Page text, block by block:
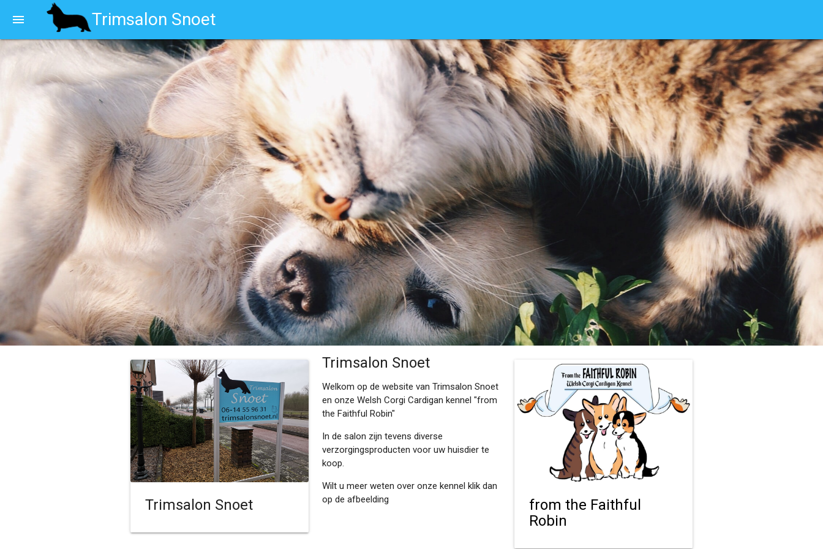
Trimsalon Snoet
menu
Trimsalon Snoet
Trimsalon Snoet
Welkom op de website van Trimsalon Snoet
en onze Welsh Corgi Cardigan kennel "from
the Faithful Robin"
In de salon zijn tevens diverse
verzorgingsproducten voor uw huisdier te
koop.
Wilt u meer weten over onze kennel klik dan
op de afbeelding
from the Faithful
Robin